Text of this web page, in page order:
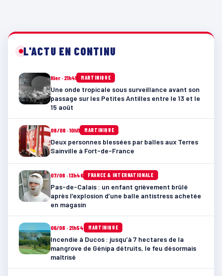
L'ACTU EN CONTINU
Hier · 21h41 MARTINIQUE
Une onde tropicale sous surveillance avant son
passage sur les Petites Antilles entre le 13 et le
15 août
08/08 · 10h11 MARTINIQUE
Deux personnes blessées par balles aux Terres
Sainville à Fort-de-France
07/08 · 13h46 FRANCE & INTERNATIONALE
Pas-de-Calais : un enfant grièvement brûlé
après l’explosion d’une balle antistress achetée
en magasin
06/08 · 21h54 MARTINIQUE
Incendie à Ducos : jusqu’à 7 hectares de la
mangrove de Génipa détruits, le feu désormais
maîtrisé